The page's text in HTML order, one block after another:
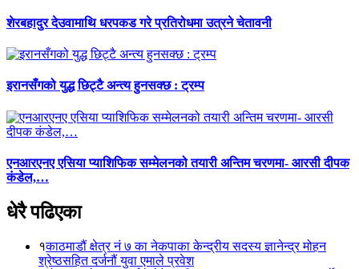
शेरबहादुर देउवामाथि धरपकड गरे प्रतिरोधमा उत्रने चेतावनी
इरानसँगको युद्ध छिट्टै अन्त्य हुनसक्छ : ट्रम्प
एनआरएनए एसिया प्याशिफिक सम्मेलनको तयारी अन्तिम चरणमा- आरसी दीपक
कंडेल,…
धेरै पढिएका
१काठमाडौं क्षेत्र नं ७ का नेकपाका केन्द्रीय सदस्य ज्ञानेन्द्र मोहन
श्रेष्ठसहित दर्जनौं युवा एमाले प्रवेश